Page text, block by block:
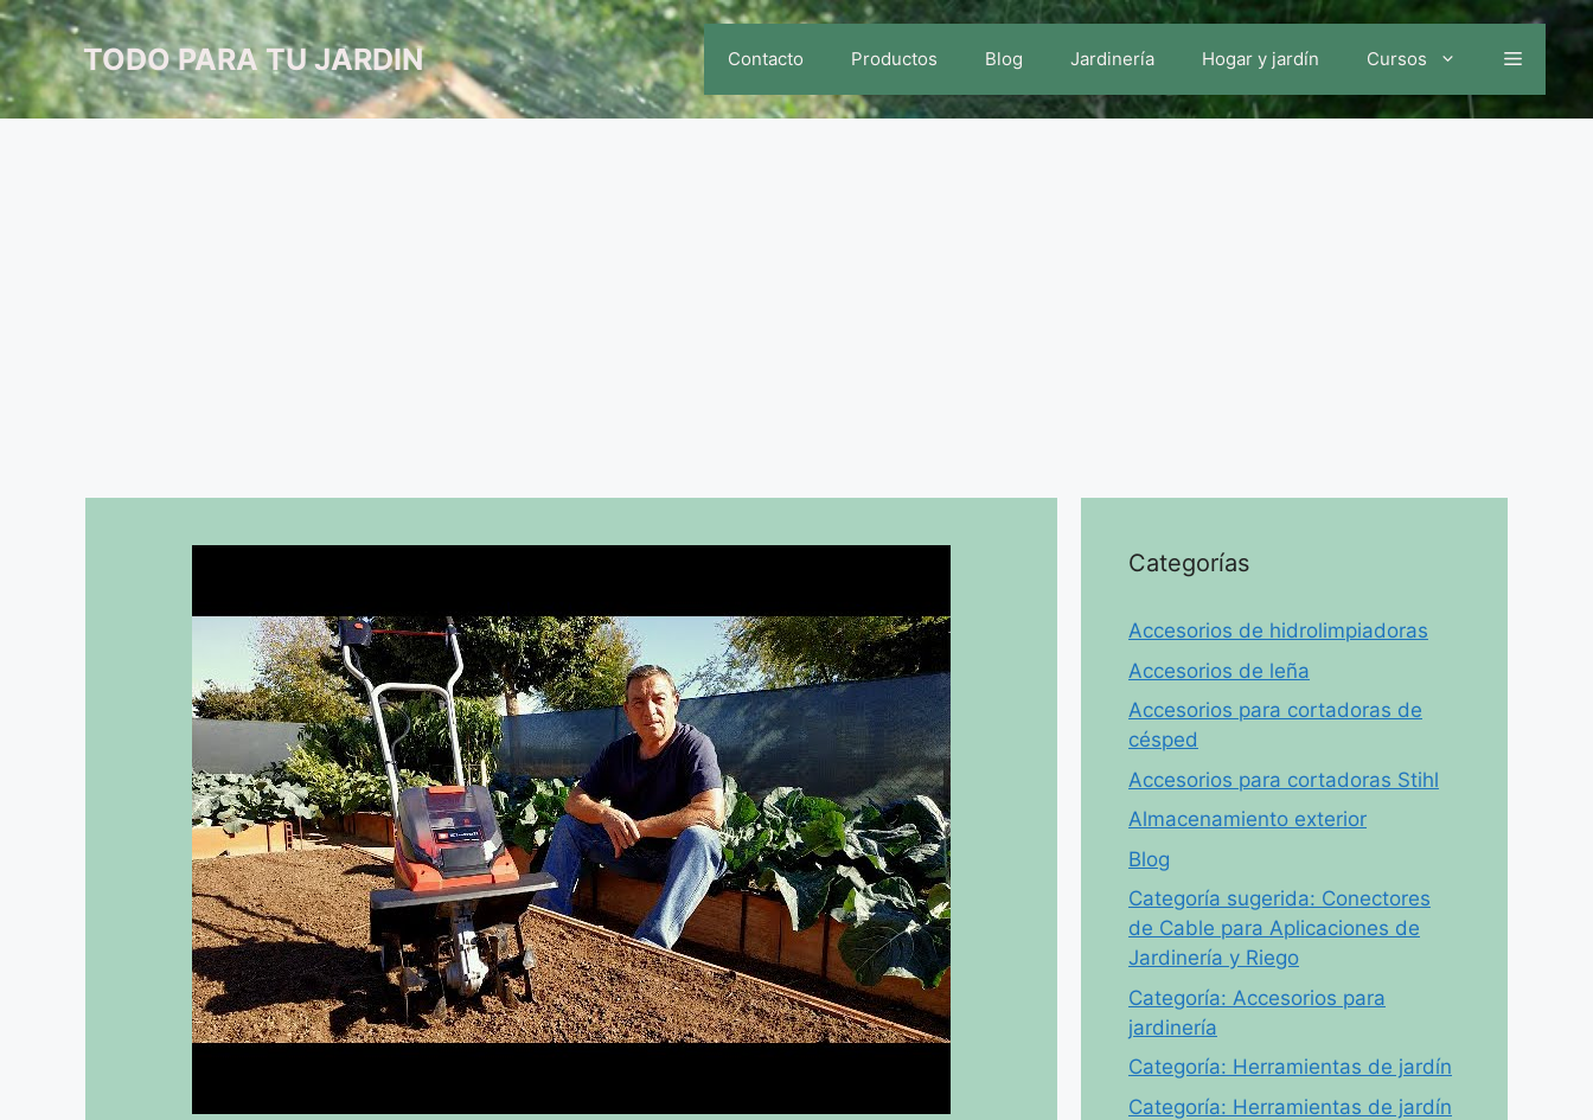
Saltar
al
contenidoTODO PARA TU JARDIN Contacto Productos Blog Jardinería Hogar y jardín Cursos
Categorías
Accesorios de hidrolimpiadoras
Accesorios de leña
Accesorios para cortadoras de
césped
Accesorios para cortadoras Stihl
Almacenamiento exterior
Blog
Categoría sugerida: Conectores
de Cable para Aplicaciones de
Jardinería y Riego
Categoría: Accesorios para
jardinería
Categoría: Herramientas de jardín
Categoría: Herramientas de jardín